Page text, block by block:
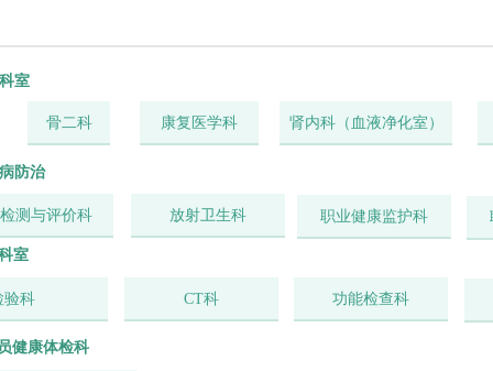
放射卫生科 职业健康监护科
测与评价科
防治
验科 CT科 功能检查科
室
室
康复医学科 肾内科（血液净化室）
骨二科
健康体检科